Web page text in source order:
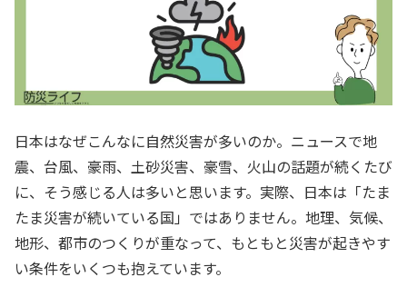
日本はなぜこんなに自然災害が多いのか。ニュースで地
震、台風、豪雨、土砂災害、豪雪、火山の話題が続くたび
に、そう感じる人は多いと思います。実際、日本は「たま
たま災害が続いている国」ではありません。地理、気候、
地形、都市のつくりが重なって、もともと災害が起きやす
い条件をいくつも抱えています。